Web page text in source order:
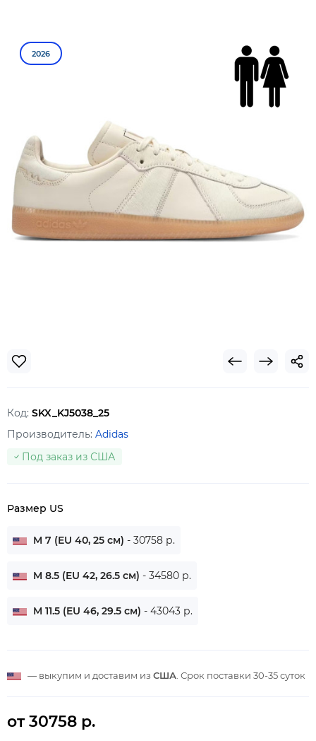
2026
Код: SKX_KJ5038_25
Производитель: Adidas
Под заказ из США
Размер US
M 7 (EU 40, 25 см) - 30758 р.
M 8.5 (EU 42, 26.5 см) - 34580 р.
M 11.5 (EU 46, 29.5 см) - 43043 р.
— выкупим и доставим из США . Срок поставки 30-35 суток
от 30758 р.